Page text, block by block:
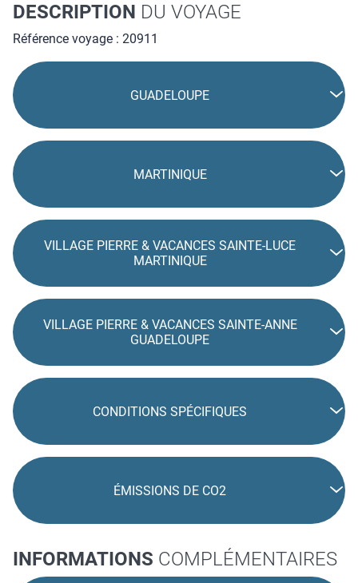
DESCRIPTION DU VOYAGE
Référence voyage : 20911
GUADELOUPE
MARTINIQUE
VILLAGE PIERRE & VACANCES SAINTE-LUCE
MARTINIQUE
VILLAGE PIERRE & VACANCES SAINTE-ANNE
GUADELOUPE
CONDITIONS SPÉCIFIQUES
ÉMISSIONS DE CO2
INFORMATIONS COMPLÉMENTAIRES